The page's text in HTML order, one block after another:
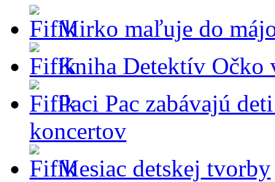
Mirko maľuje do
Kniha Detektív Očko
Paci Pac zabávajú
koncertov
Mesiac detskej tvorby